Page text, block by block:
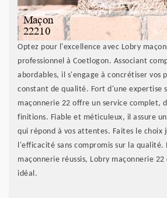
Optez pour l'excellence avec Lobry
professionnel à Coetlogon. Associant
abordables, il s'engage à concrétiser vos
constant de qualité. Fort d'une expertise
maçonnerie 22 offre un service complet,
finitions. Fiable et méticuleux, il assure
qui répond à vos attentes. Faites le choix
l'efficacité sans compromis sur la qualité.
maçonnerie réussis, Lobry maçonnerie
idéal.